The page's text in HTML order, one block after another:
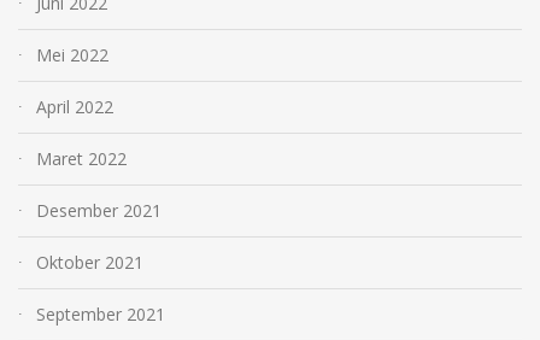
Mei 2022
April 2022
Maret 2022
Desember 2021
Oktober 2021
September 2021